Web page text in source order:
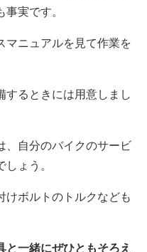
実です。
マニュアルを見て作業を
するときには用意しまし
、自分のバイクのサービ
ょう。
けボルトのトルクなども
と一緒にぜひともそろえ